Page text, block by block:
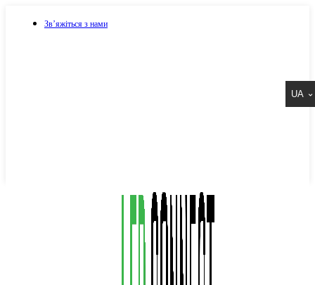
Зв’яжіться з нами
UA